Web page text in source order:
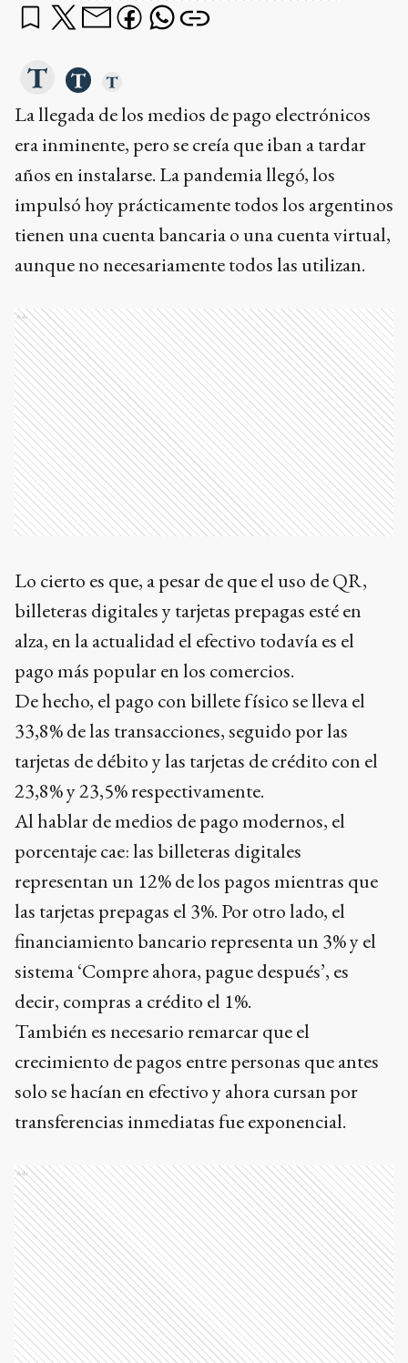
La llegada de los medios de pago electrónicos
era inminente, pero se creía que iban a tardar
años en instalarse. La pandemia llegó, los
impulsó hoy prácticamente todos los argentinos
tienen una cuenta bancaria o una cuenta virtual,
aunque no necesariamente todos las utilizan.
Ads
Lo cierto es que, a pesar de que el uso de QR,
billeteras digitales y tarjetas prepagas esté en
alza, en la actualidad el efectivo todavía es el
pago más popular en los comercios.
De hecho, el pago con billete físico se lleva el
33,8% de las transacciones, seguido por las
tarjetas de débito y las tarjetas de crédito con el
23,8% y 23,5% respectivamente.
Al hablar de medios de pago modernos, el
porcentaje cae: las billeteras digitales
representan un 12% de los pagos mientras que
las tarjetas prepagas el 3%. Por otro lado, el
financiamiento bancario representa un 3% y el
sistema ‘Compre ahora, pague después’, es
decir, compras a crédito el 1%.
También es necesario remarcar que el
crecimiento de pagos entre personas que antes
solo se hacían en efectivo y ahora cursan por
transferencias inmediatas fue exponencial.
Ads